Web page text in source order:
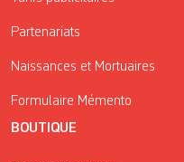
Partenariats
Naissances et Mortuaires
Formulaire Mémento
BOUTIQUE